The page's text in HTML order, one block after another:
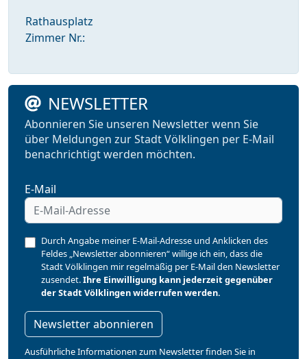
Rathausplatz
Zimmer Nr.:
NEWSLETTER
Abonnieren Sie unseren Newsletter wenn Sie
über Meldungen zur Stadt Völklingen per E-Mail
benachrichtigt werden möchten.
E-Mail
Durch Angabe meiner E-Mail-Adresse und Anklicken des
Feldes „Newsletter abonnieren“ willige ich ein, dass die
Stadt Völklingen mir regelmäßig per E-Mail den Newsletter
zusendet.Ihre Einwilligung kann jederzeit gegenüber
der Stadt Völklingen widerrufen werden.
Newsletter abonnieren
Ausführliche Informationen zum Newsletter finden Sie in